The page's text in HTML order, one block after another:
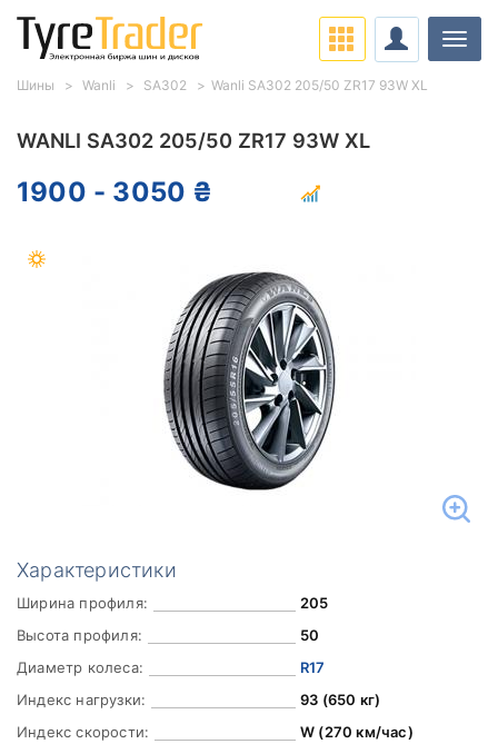
WANLI SA302 205/50 ZR17 93W XL
1900 - 3050 ₴
Характеристики
Ширина профиля:
205
Высота профиля:
50
Диаметр колеса:
R17
Индекс нагрузки:
93 (650 кг)
Индекс скорости:
W (270 км/час)
Шины Wanli SA302 Wanli SA302 205/50 ZR17 93W XL